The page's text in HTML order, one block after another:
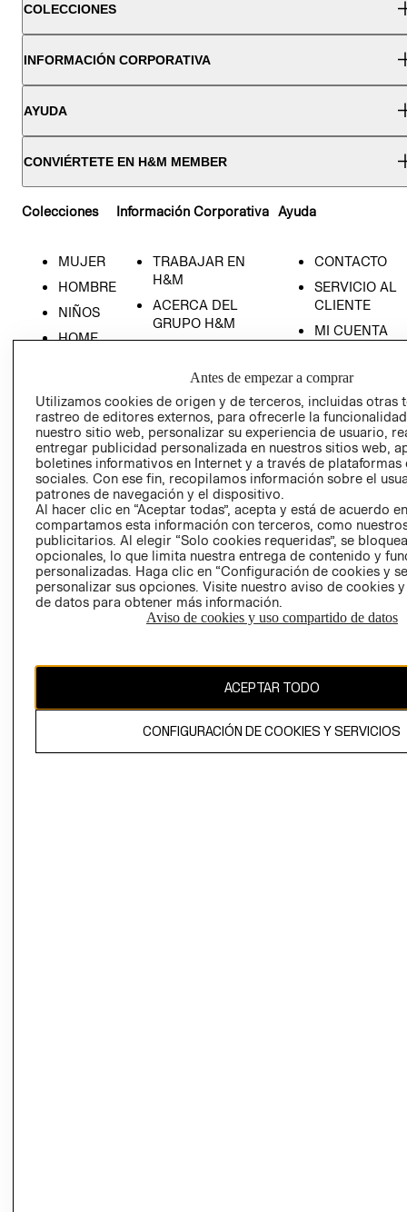
COLECCIONES
INFORMACIÓN CORPORATIVA
AYUDA
CONVIÉRTETE EN H&M MEMBER
Colecciones
MUJER
HOMBRE
NIÑOS
HOME
Información Corporativa
TRABAJAR EN
H&M
ACERCA DEL
GRUPO H&M
RELACIÓN CON
INVERSIONISTAS
POLÍTICA
EMPRESARIAL
Ayuda
CONTACTO
SERVICIO AL
CLIENTE
MI CUENTA
TIENDAS
- RETIRO EN
TIENDA
TÉRMINOS Y
CONDICIONES
AVISO DE
PRIVACIDAD
GIFT CARD
AVISO DE
COOKIES
CAMBIAR REGIÓN
Antes de empezar a comprar
Utilizamos cookies de origen y de terceros, incluidas otras
rastreo de editores externos, para ofrecerle la
nuestro sitio web, personalizar su experiencia de usuario,
entregar publicidad personalizada en nuestros sitios web,
boletines informativos en Internet y a través de plataformas
sociales. Con ese fin, recopilamos información sobre el
patrones de navegación y el dispositivo.
Al hacer clic en “Aceptar todas”, acepta y está de acuerdo
compartamos esta información con terceros, como
publicitarios. Al elegir “Solo cookies requeridas”, se
opcionales, lo que limita nuestra entrega de contenido y
personalizadas. Haga clic en “Configuración de cookies y
personalizar sus opciones. Visite nuestro aviso de cookies
de datos para obtener más información.
Aviso de cookies y uso compartido de datos
ACEPTAR TODO
CONFIGURACIÓN DE COOKIES Y SERVICIOS